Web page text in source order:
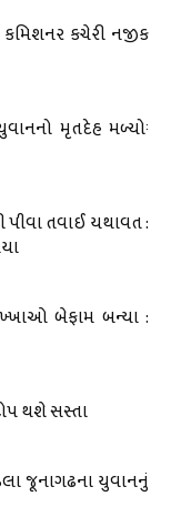
કચેરી નજીક
મૃતદેહ મળ્યોઃ
પીવા તવાઈ યથાવત :
બેફામ બન્યા :
થશે સસ્તા
જૂનાગઢના યુવાનનું